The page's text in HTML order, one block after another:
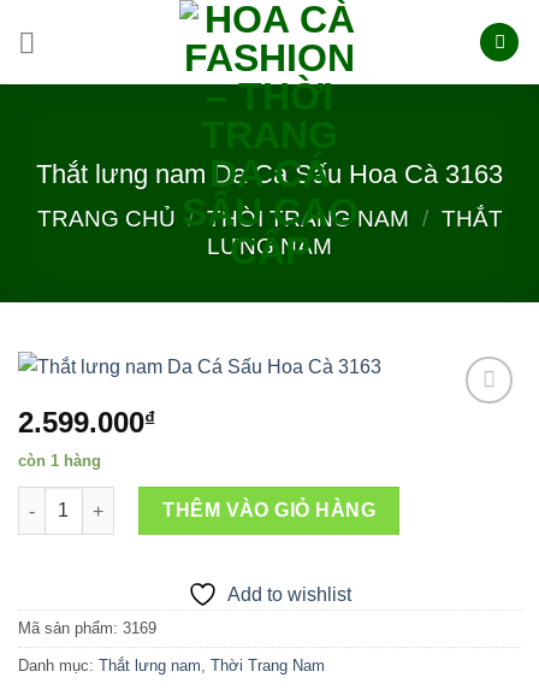
Thắt lưng nam Da Cá Sấu Hoa Cà 3163
TRANG CHỦ / THỜI TRANG NAM / THẮT
LƯNG NAM
2.599.000₫
còn 1 hàng
Thắt lưng nam Da Cá Sấu Hoa Cà 3163 số lượng
THÊM VÀO GIỎ HÀNG
Add to wishlist
Mã sản phẩm: 3169
Danh mục: Thắt lưng nam, Thời Trang Nam